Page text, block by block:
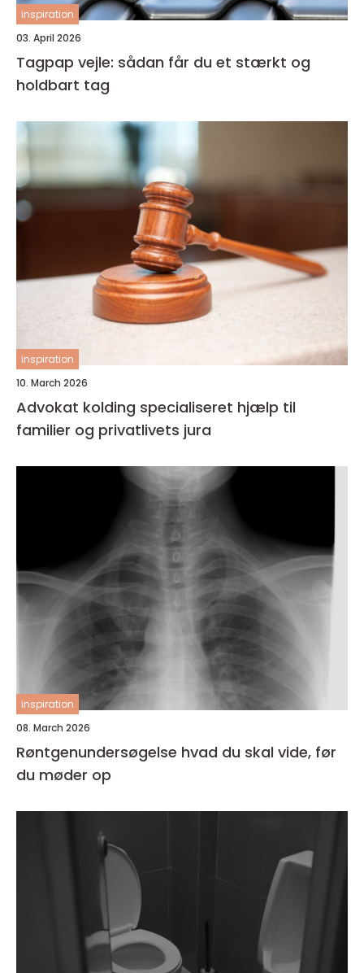
inspiration
03. April 2026
Tagpap vejle: sådan får du et stærkt og
holdbart tag
inspiration
10. March 2026
Advokat kolding specialiseret hjælp til
familier og privatlivets jura
inspiration
08. March 2026
Røntgenundersøgelse hvad du skal vide, før
du møder op